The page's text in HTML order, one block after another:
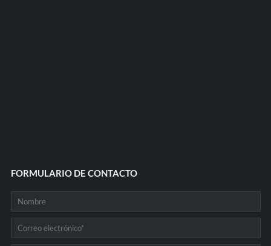
FORMULARIO DE CONTACTO